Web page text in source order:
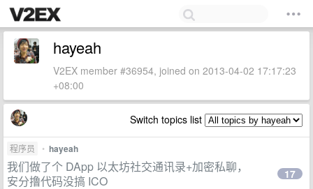
hayeah
V2EX member #36954, joined on 2013-04-02 17:17:23
+08:00
Switch topics list
程序员 • hayeah
我们做了个 DApp 以太坊社交通讯录+加密私聊，
安分撸代码没搞 ICO
17